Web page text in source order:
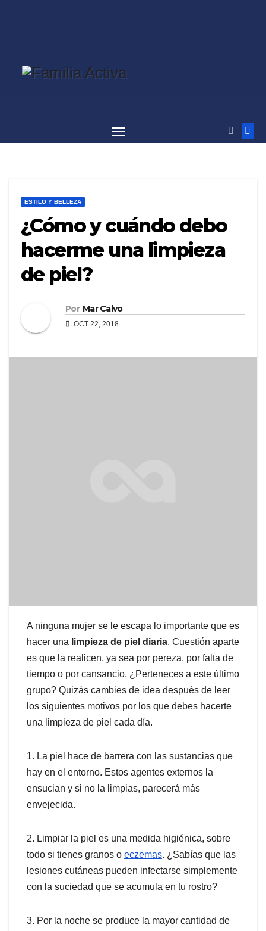
ESTILO Y BELLEZA
¿Cómo y cuándo debo
hacerme una limpieza
de piel?
Por Mar Calvo
OCT 22, 2018
A ninguna mujer se le escapa lo importante que es
hacer una limpieza de piel diaria. Cuestión aparte
es que la realicen, ya sea por pereza, por falta de
tiempo o por cansancio. ¿Perteneces a este último
grupo? Quizás cambies de idea después de leer
los siguientes motivos por los que debes hacerte
una limpieza de piel cada día.
1. La piel hace de barrera con las sustancias que
hay en el entorno. Estos agentes externos la
ensucian y si no la limpias, parecerá más
envejecida.
2. Limpiar la piel es una medida higiénica, sobre
todo si tienes granos o eczemas. ¿Sabías que las
lesiones cutáneas pueden infectarse simplemente
con la suciedad que se acumula en tu rostro?
3. Por la noche se produce la mayor cantidad de